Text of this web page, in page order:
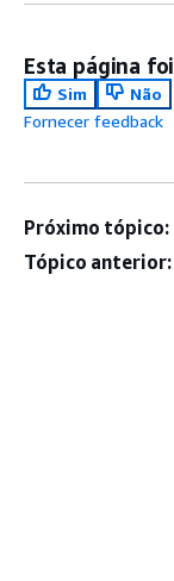
Esta página
Sim
Não
Fornecer feedback
Próximo tópico:
Tópico anterior: